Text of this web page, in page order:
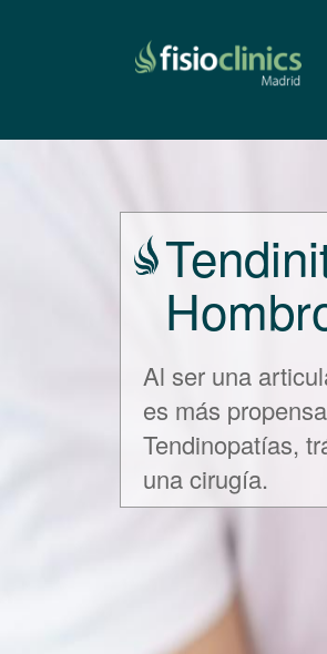
contenido
Al ser una
es más
Tendinopatías,
una cirugía.